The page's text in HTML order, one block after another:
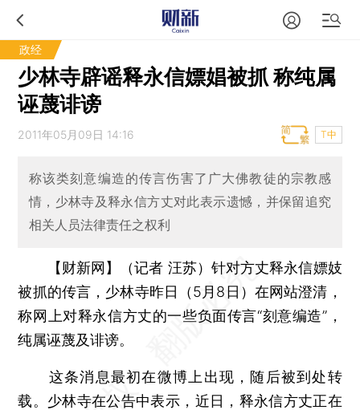
政经
少林寺辟谣释永信嫖娼被抓 称纯属
诬蔑诽谤
2011年05月09日 14:16 T中
称该类刻意编造的传言伤害了广大佛教徒的宗教感
情，少林寺及释永信方丈对此表示遗憾，并保留追究
相关人员法律责任之权利
【财新网】（记者 汪苏） 针对方丈释永信嫖妓
被抓的传言，少林寺昨日（5月8日）在网站澄清，
称网上对释永信方丈的一些负面传言“刻意编造”，
纯属诬蔑及诽谤。
这条消息最初在微博上出现，随后被到处转
载。少林寺在公告中表示，近日，释永信方丈正在